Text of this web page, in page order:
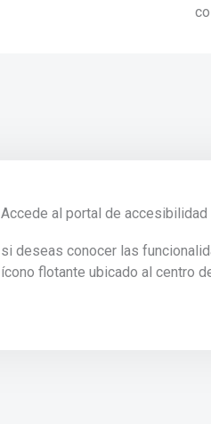
Accede al portal de accesibilidad
si deseas conocer las
ícono flotante ubicado al centro